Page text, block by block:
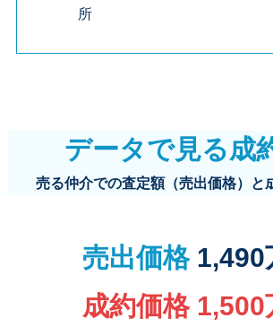
所
データで見る成
売る仲介での査定額（売出価格）と
売出価格1,490
成約価格 1,500